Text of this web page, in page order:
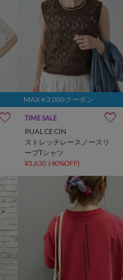
MAX￥2,000クーポン
TIME SALE
PUAL CE CIN
ストレッチレースノースリ
ーブTシャツ
¥3,630 (40%OFF)